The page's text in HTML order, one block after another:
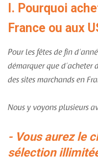
I. Pourquoi
France ou aux
Pour les fêtes de fin
démarquer que d’acheter
des sites marchands en
Nous y voyons plusieurs
- Vous aurez le
sélection